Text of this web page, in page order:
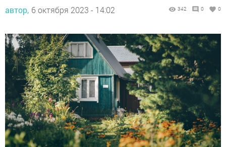
автор, 6 октября 2023 - 14:02